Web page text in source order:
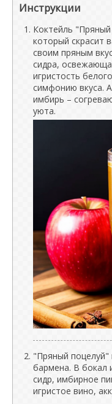
Инструкции
Коктейль
который скрасит
своим пряным
сидра,
игристость
симфонию вкуса.
имбирь –
уюта.
"Пряный поцелуй"
бармена. В бокал
сидр, имбирное
игристое вино,